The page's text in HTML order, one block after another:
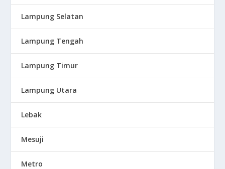
Lampung Selatan
Lampung Tengah
Lampung Timur
Lampung Utara
Lebak
Mesuji
Metro